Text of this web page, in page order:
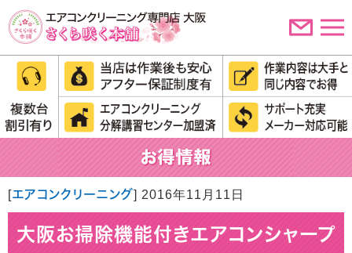
[エアコンクリーニング] 2016年11月11日
大阪お掃除機能付きエアコンシャープ